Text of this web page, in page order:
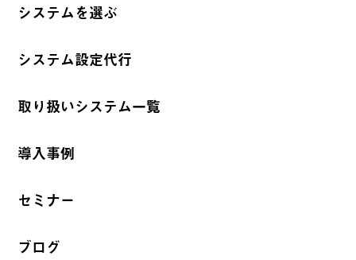
システムを選ぶ
システム設定代行
取り扱いシステム一覧
導入事例
セミナー
ブログ